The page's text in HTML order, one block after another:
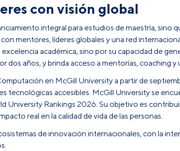
con visión global
integral para estudios de maestría, sino
mentores, líderes globales y una red
académica, sino por su capacidad de
dos años, y brinda acceso a mentorías, coaching y
en McGill University a partir de
tecnológicas accesibles. McGill University se
University Rankings 2026. Su objetivo es
real en la calidad de vida de las personas.
de innovación internacionales, con la